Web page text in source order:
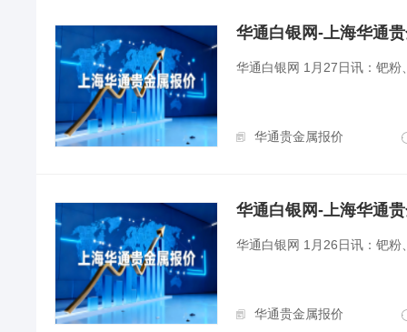
华通白银网-上海华通
华通白银网 1月27日讯：钯
华通贵金属报价
华通白银网-上海华通
华通白银网 1月26日讯：钯
华通贵金属报价